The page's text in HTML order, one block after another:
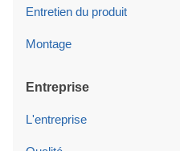
Entretien du produit
Montage
Entreprise
L'entreprise